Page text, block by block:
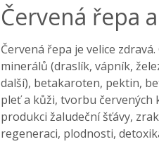
Červená řepa
Červená řepa je velice
minerálů (draslík, vápník,
další), betakaroten, pektin,
pleť a kůži, tvorbu
produkci žaludeční šťávy,
regeneraci, plodnosti,